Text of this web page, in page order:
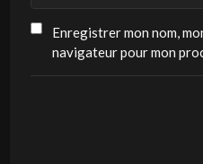
Enregistrer mon nom,
navigateur pour mon